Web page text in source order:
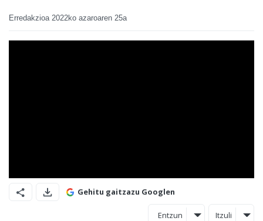
Erredakzioa 2022ko azaroaren 25a
Gehitu gaitzazu Googlen
Entzun Itzuli